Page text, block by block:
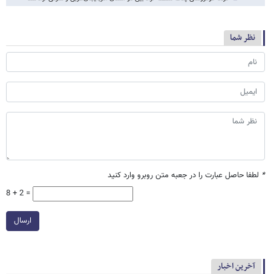
نظر شما
* لطفا حاصل عبارت را در جعبه متن روبرو وارد کنید
8 + 2 =
ارسال
آخرین اخبار